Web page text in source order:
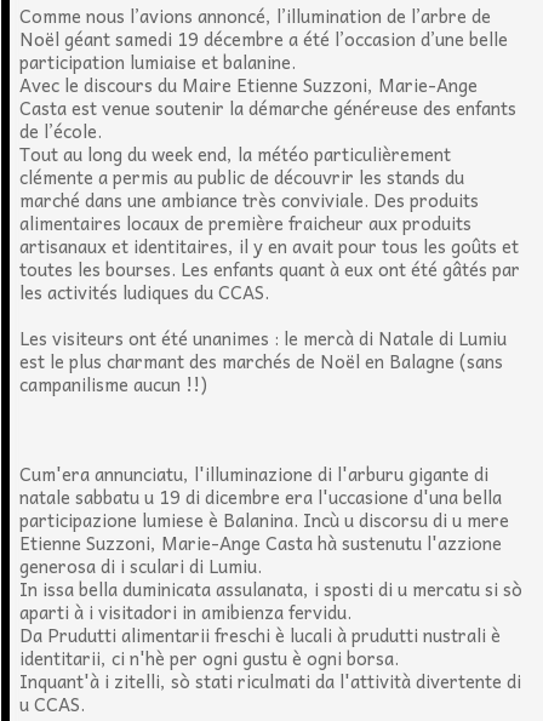
Comme nous l’avions annoncé, l’illumination de l’arbre de
Noël géant samedi 19 décembre a été l’occasion d’une belle
participation lumiaise et balanine.
Avec le discours du Maire Etienne Suzzoni, Marie-Ange
Casta est venue soutenir la démarche généreuse des enfants
de l’école.
Tout au long du week end, la météo particulièrement
clémente a permis au public de découvrir les stands du
marché dans une ambiance très conviviale. Des produits
alimentaires locaux de première fraicheur aux produits
artisanaux et identitaires, il y en avait pour tous les goûts et
toutes les bourses. Les enfants quant à eux ont été gâtés par
les activités ludiques du CCAS.
Les visiteurs ont été unanimes : le mercà di Natale di Lumiu
est le plus charmant des marchés de Noël en Balagne (sans
campanilisme aucun !!)
Cum'era annunciatu, l'illuminazione di l'arburu gigante di
natale sabbatu u 19 di dicembre era l'uccasione d'una bella
participazione lumiese è Balanina. Incù u discorsu di u mere
Etienne Suzzoni, Marie-Ange Casta hà sustenutu l'azzione
generosa di i sculari di Lumiu.
In issa bella duminicata assulanata, i sposti di u mercatu si sò
aparti à i visitadori in amibienza fervidu.
Da Prudutti alimentarii freschi è lucali à prudutti nustrali è
identitarii, ci n'hè per ogni gustu è ogni borsa.
Inquant'à i zitelli, sò stati riculmati da l'attività divertente di
u CCAS.